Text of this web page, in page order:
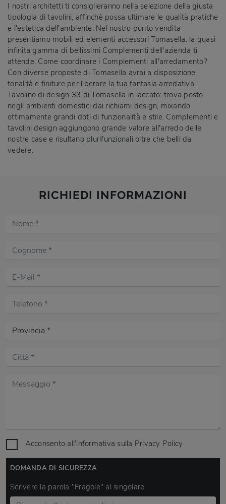
I nostri architetti ti consiglieranno nella selezione della giusta
tipologia di tavolini, affinchè possa ultimare le qualità pratiche
e l'estetica dell'ambiente. Nel nostro punto vendita
presentiamo mobili ed elementi accessori Tomasella: la quasi
infinita gamma di bellissimi Complementi dell'azienda ti
attende. Come coordinare i Complementi all’arredamento?
Con diverse proposte di Tomasella avrai a disposizione
tonalità e finiture per liberare la tua fantasia arredativa.
Tavolino di design 33 di Tomasella in laccato: trova posto
negli ambienti domestici dai richiami design, mixando
ottimamente grandi doti di funzionalità e stile. Complementi e
tavolini design aggiungono grande valore all’arredo delle
nostre case e risultano plurifunzionali oltre che belli da
vedere.
RICHIEDI INFORMAZIONI
Acconsento all'informativa sulla Privacy Policy
DOMANDA DI SICUREZZA
Scrivere la parola "Fragole" al singolare